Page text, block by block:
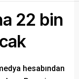
22 bin
hesabından